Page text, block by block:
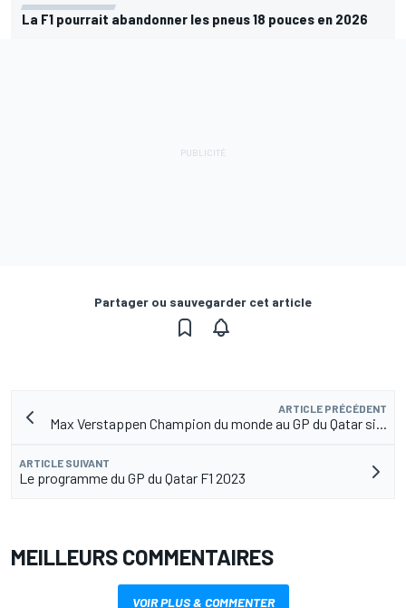
La F1 pourrait abandonner les pneus 18 pouces en 2026
Partager ou sauvegarder cet article
ARTICLE PRÉCÉDENT
Max Verstappen Champion du monde au GP du Qatar si...
ARTICLE SUIVANT
Le programme du GP du Qatar F1 2023
MEILLEURS COMMENTAIRES
VOIR PLUS & COMMENTER